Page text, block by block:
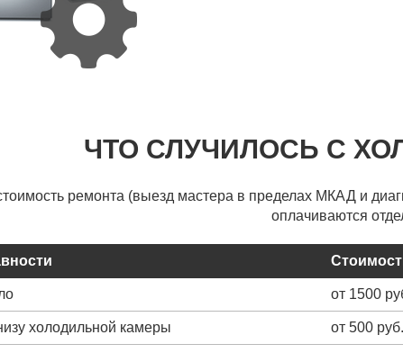
ЧТО СЛУЧИЛОСЬ С
ремонта (выезд мастера в пределах МКАД и
оплачиваются
от 1500
холодильной камеры от 500 руб.